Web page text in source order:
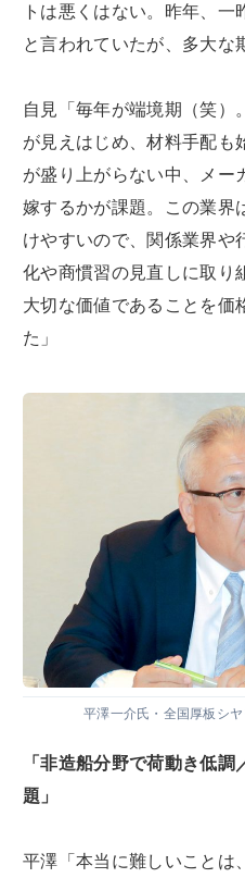
トは悪くはない。昨年、一
と言われていたが、多大な
自見「毎年が端境期（笑）
が見えはじめ、材料手配も
が盛り上がらない中、メー
嫁するかが課題。この業界
けやすいので、関係業界や
化や商慣習の見直しに取り
大切な価値であることを価
た」
平澤一介氏・全国厚板シ
「非造船分野で荷動き低
題」
平澤「本当に難しいことは